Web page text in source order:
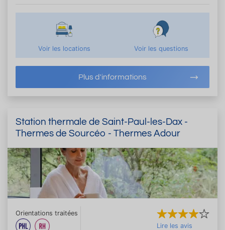
Voir les locations Voir les questions
Plus d'informations
Station thermale de Saint-Paul-les-Dax -
Thermes de Sourcéo - Thermes Adour
Orientations traitées
Lire les avis